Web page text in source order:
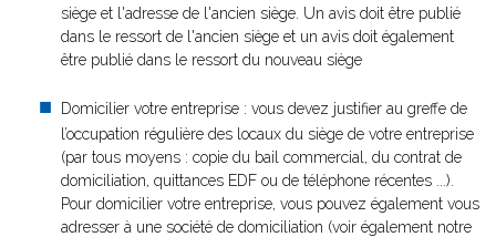
siège et l'adresse de l'ancien siège. Un avis doit être publié
dans le ressort de l'ancien siège et un avis doit également
être publié dans le ressort du nouveau siège
Domicilier votre entreprise : vous devez justifier au greffe de
l’occupation régulière des locaux du siège de votre entreprise
(par tous moyens : copie du bail commercial, du contrat de
domiciliation, quittances EDF ou de téléphone récentes ...).
Pour domicilier votre entreprise, vous pouvez également vous
adresser à une société de domiciliation (voir également notre